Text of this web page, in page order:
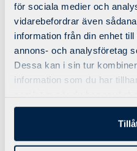
för sociala medier och
vidarebefordrar även
information från din enhet
annons- och analysföretag
Dessa kan i sin tur
information som du har
Meditationen
guidad
vi med hjälp av
klangskål in i
meditationen är
Jag som leder